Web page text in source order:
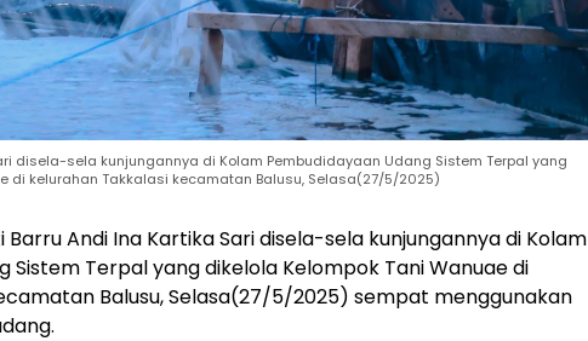
disela-sela kunjungannya di Kolam Pembudidayaan Udang Sistem Terpal yang
di kelurahan Takkalasi kecamatan Balusu, Selasa(27/5/2025)
Barru Andi Ina Kartika Sari disela-sela kunjungannya di Kolam
Sistem Terpal yang dikelola Kelompok Tani Wanuae di
Balusu, Selasa(27/5/2025) sempat menggunakan